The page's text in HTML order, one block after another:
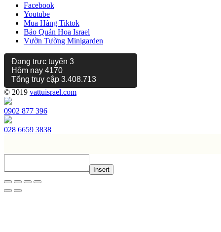
Facebook
Youtube
Mua Hàng Tiktok
Bảo Quản Hoa Israel
Vườn Tường Minigarden
Đang trực tuyến 3
Hôm nay 4170
Tổng truy cập 3.408.713
© 2019 vattuisrael.com
0902 877 396
028 6659 3838
Insert